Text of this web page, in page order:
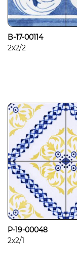
B-17-00114
2x2/2
P-19-00048
2x2/1